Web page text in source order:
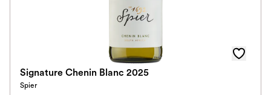
Signature Chenin Blanc 2025
Spier